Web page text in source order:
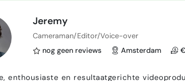
Jeremy
Cameraman/Editor/Voice-over
nog geen reviews
Amsterdam
enthousiaste en resultaatgerichte